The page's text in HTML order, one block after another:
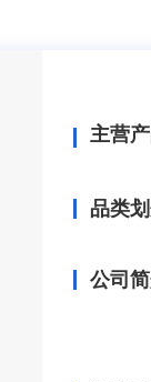
主营
品类
公司